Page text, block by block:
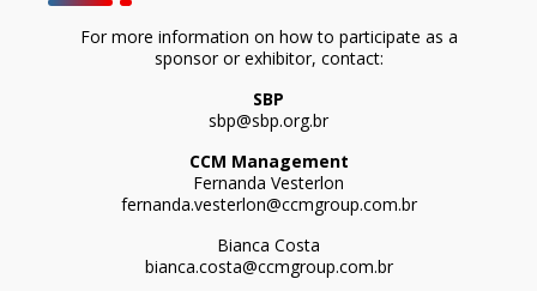
For more information on how to participate as a
sponsor or exhibitor, contact:
SBP
sbp@sbp.org.br
CCM Management
Fernanda Vesterlon
fernanda.vesterlon@ccmgroup.com.br
Bianca Costa
bianca.costa@ccmgroup.com.br